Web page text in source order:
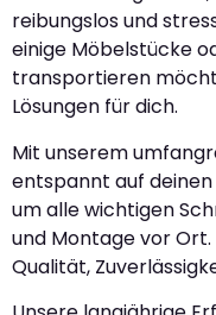
reibungslos und
einige Möbelstücke
transportieren
Lösungen für dich.
Mit unserem
entspannt auf
um alle wichtigen
und Montage vor
Qualität,